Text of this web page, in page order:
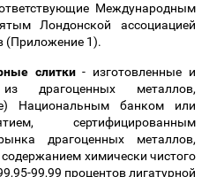
Международным
Лондонской ассоциацией
(Приложение 1).
слитки- изготовленные и
драгоценных металлов,
Национальным банком или
сертифицированным
драгоценных металлов,
химически чистого
99,99 процентов лигатурной